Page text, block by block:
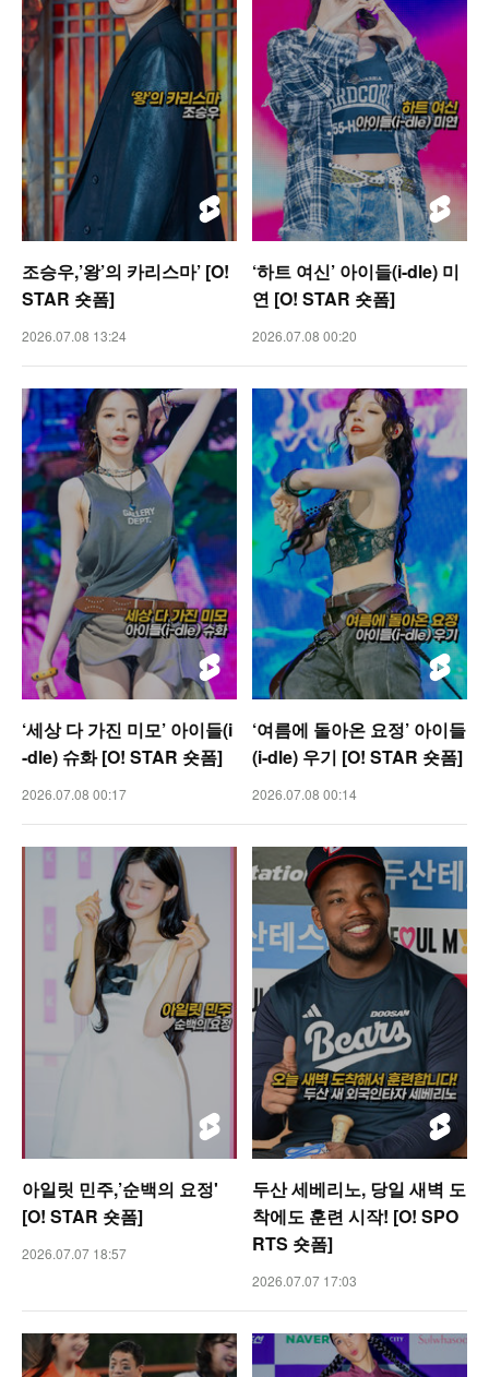
조승우,’왕’의 카리스마’ [O!
STAR 숏폼]
2026.07.08 13:24
‘하트 여신’ 아이들(i-dle) 미
연 [O! STAR 숏폼]
2026.07.08 00:20
‘세상 다 가진 미모’ 아이들(i
-dle) 슈화 [O! STAR 숏폼]
2026.07.08 00:17
‘여름에 돌아온 요정’ 아이들
(i-dle) 우기 [O! STAR 숏폼]
2026.07.08 00:14
아일릿 민주,’순백의 요정'
[O! STAR 숏폼]
2026.07.07 18:57
두산 세베리노, 당일 새벽 도
착에도 훈련 시작! [O! SPO
RTS 숏폼]
2026.07.07 17:03